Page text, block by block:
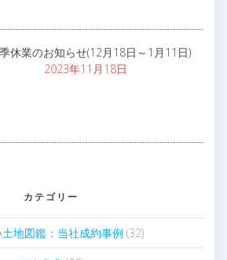
休業のお知らせ(12月18日～1月11日)
2023年11月18日
カテゴリー
地図鑑：当社成約事例 (32)